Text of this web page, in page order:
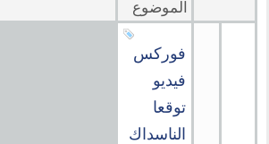
الموضوع
فوركس
فيديو
توقعا
الناسداك